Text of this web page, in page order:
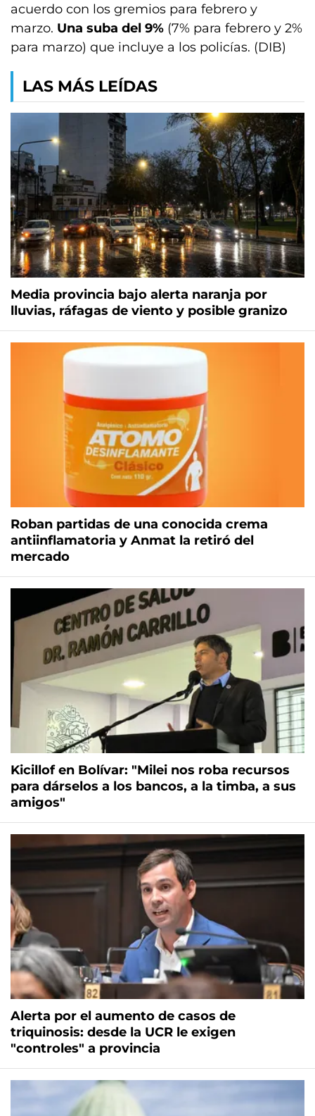
acuerdo con los gremios para febrero y
marzo. Una suba del 9% (7% para febrero y 2%
para marzo) que incluye a los policías. (DIB)
LAS MÁS LEÍDAS
Media provincia bajo alerta naranja por
lluvias, ráfagas de viento y posible granizo
Roban partidas de una conocida crema
antiinflamatoria y Anmat la retiró del
mercado
Kicillof en Bolívar: "Milei nos roba recursos
para dárselos a los bancos, a la timba, a sus
amigos"
Alerta por el aumento de casos de
triquinosis: desde la UCR le exigen
"controles" a provincia